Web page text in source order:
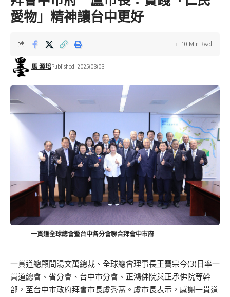
愛物」精神讓台中更好
馬 源培Published: 2025/03/03
10 Min Read
一貫道全球總會暨台中各分會聯合拜會中市府
一貫道總顧問湯文萬總裁、全球總會理事長王寶宗今(3)日率一
貫道總會、省分會、台中市分會、正鴻佛院與正承佛院等幹
部，至台中市政府拜會市長盧秀燕。盧市長表示，感謝一貫道